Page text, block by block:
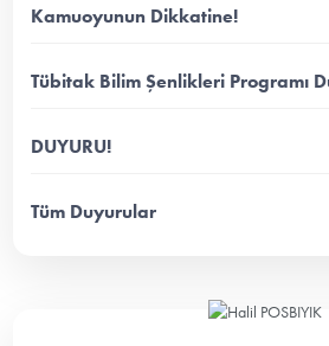
Kamuoyunun Dikkatine!
Tübitak Bilim Şenlikleri Programı
DUYURU!
Tüm Duyurular